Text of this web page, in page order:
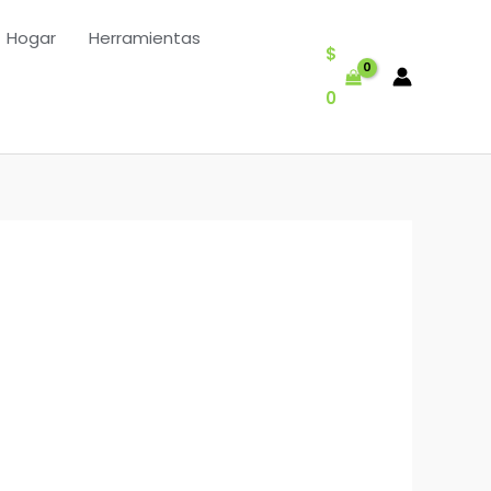
Hogar Herramientas
$
0